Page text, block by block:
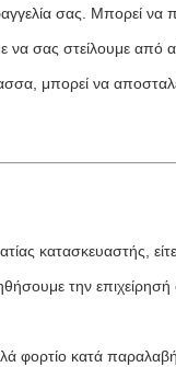
σας. Μπορεί να
να σας στείλουμε
μπορεί να
κατασκευαστής,
την επιχείρησή
φορτίο κατά παραλαβή.